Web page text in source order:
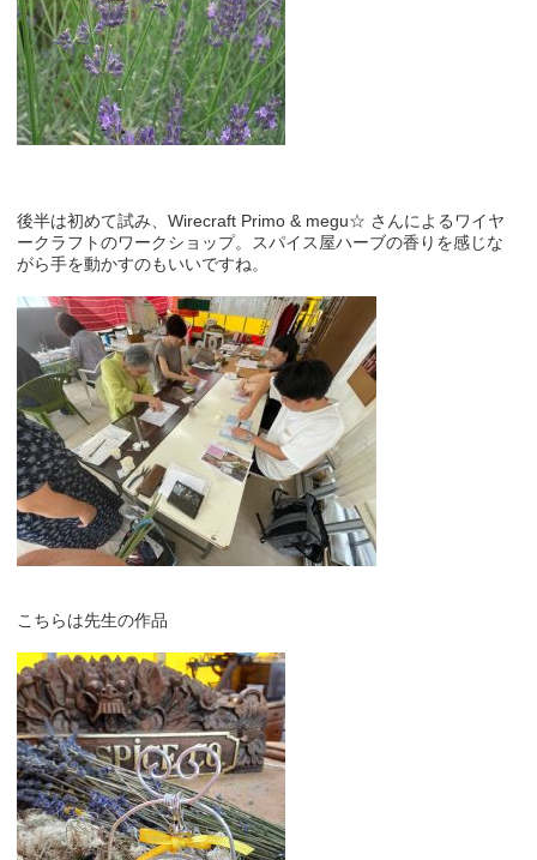
後半は初めて試み、Wirecraft Primo & megu☆ さんによるワイヤ
ークラフトのワークショップ。スパイス屋ハーブの香りを感じな
がら手を動かすのもいいですね。
こちらは先生の作品